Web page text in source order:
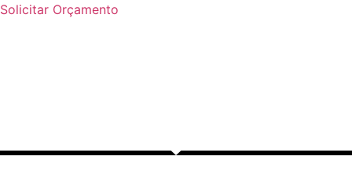
Ir
Solicitar Orçamento